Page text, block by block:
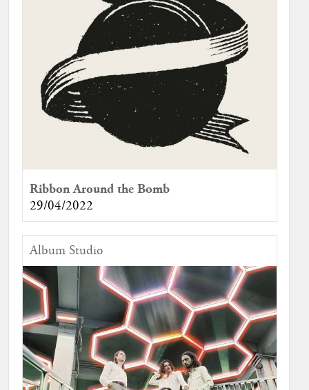
Ribbon Around the Bomb
29/04/2022
Album Studio